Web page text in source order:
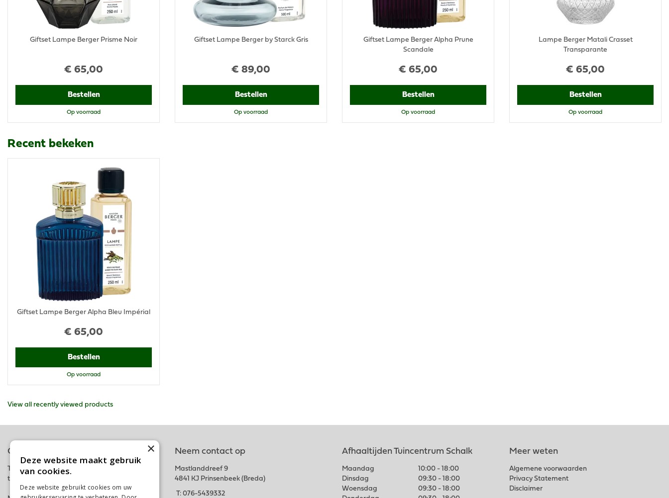
€ 65,00
Giftset Lampe Berger Prisme Noir
Bestellen
Op voorraad
€ 89,00
Giftset Lampe Berger by Starck Gris
Bestellen
Op voorraad
€ 65,00
Giftset Lampe Berger Alpha Prune
Scandale
Bestellen
Op voorraad
€ 65,00
Lampe Berger Matali Crasset
Transparante
Bestellen
Op voorraad
Recent bekeken
€ 65,00
Giftset Lampe Berger Alpha Bleu Impérial
Bestellen
Op voorraad
View all recently viewed products
Online tuincentrum
Tuincentrum Schalk is onderdeel van het fysieke
tuincentrum GroenRijk Schalk nabij Breda.
Neem contact op
Mastlanddreef 9
4841 KJ Prinsenbeek (Breda)
T: 076-5439332
Afhaaltijden Tuincentrum Schalk
Maandag
10:00 - 18:00
Dinsdag
09:30 - 18:00
Woensdag
09:30 - 18:00
Meer weten
Algemene voorwaarden
Privacy Statement
Disclaimer
×
Deze website maakt gebruik
van cookies.
Deze website gebruikt cookies om uw